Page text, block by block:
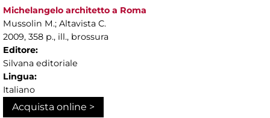
Michelangelo architetto a Roma
Mussolin M.; Altavista C.
2009, 358 p., ill., brossura
Editore:
Silvana editoriale
Lingua:
Italiano
Acquista online >